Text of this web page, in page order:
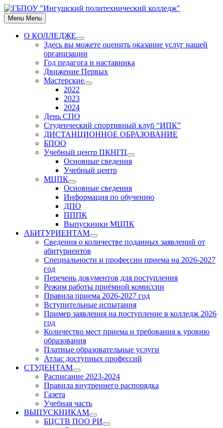
Skip
to
content
Menu Menu
О КОЛЛЕДЖЕ
Show
sub
menu
Здесь вы можете оценить оказание услуг нашей
организации
Год педагога и наставника
Движение Первых
Мастерские
Show
2022
2023
2024
День СПО
Студенческий спортивный клуб “ИПК”
ДИСТАНЦИОННОЕ ОБРАЗОВАНИЕ
БПОО
Учебный центр ПКНГП
Show
sub
Основные сведения
Учебный центр
МЦПК
Show
sub
menu
Основные сведения
Информация по обучению
ДПО
ПППК
Выпускники МЦПК
АБИТУРИЕНТАМ
Show
sub
Сведения о количестве поданных заявлений от
абитуриентов
Специальности и профессии приема на 2026-2027
год
Перечень документов для поступления
Режим работы приёмной комиссии
Правила приема 2026-2027 год
Вступительные испытания
Пример заявления на поступление в колледж 2026
год
Количество мест приема и требования к уровню
образования
Платные образовательные услуги
Атлас доступных профессий
СТУДЕНТАМ
Show
sub
menu
Расписание 2023-2024
Правила внутреннего распорядка
Газета
Учебная часть
ВЫПУСКНИКАМ
Show
sub
БЦСТВ ПОО РИ